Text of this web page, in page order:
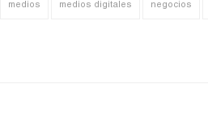
medios medios digitales negocios